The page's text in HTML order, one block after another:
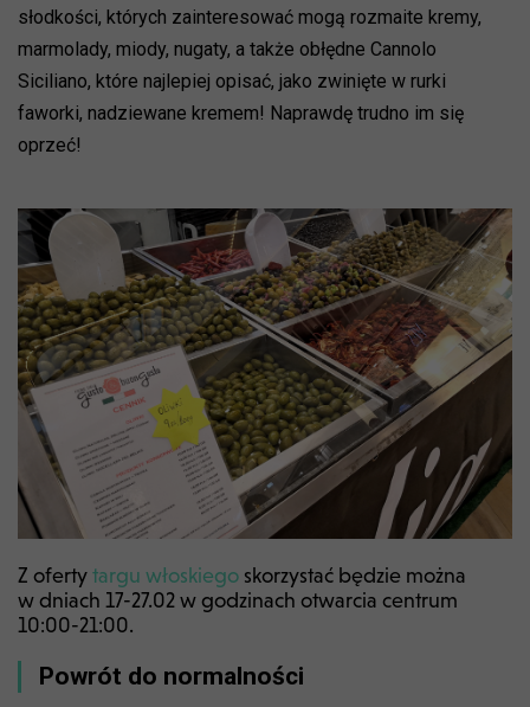
słodkości, których zainteresować mogą rozmaite kremy,
marmolady, miody, nugaty, a także obłędne Cannolo
Siciliano, które najlepiej opisać, jako zwinięte w rurki
faworki, nadziewane kremem! Naprawdę trudno im się
oprzeć!
Z ofertytargu włoskiego skorzystać będzie można
w dniach 17-27.02 w godzinach otwarcia centrum
10:00-21:00.
Powrót do normalności